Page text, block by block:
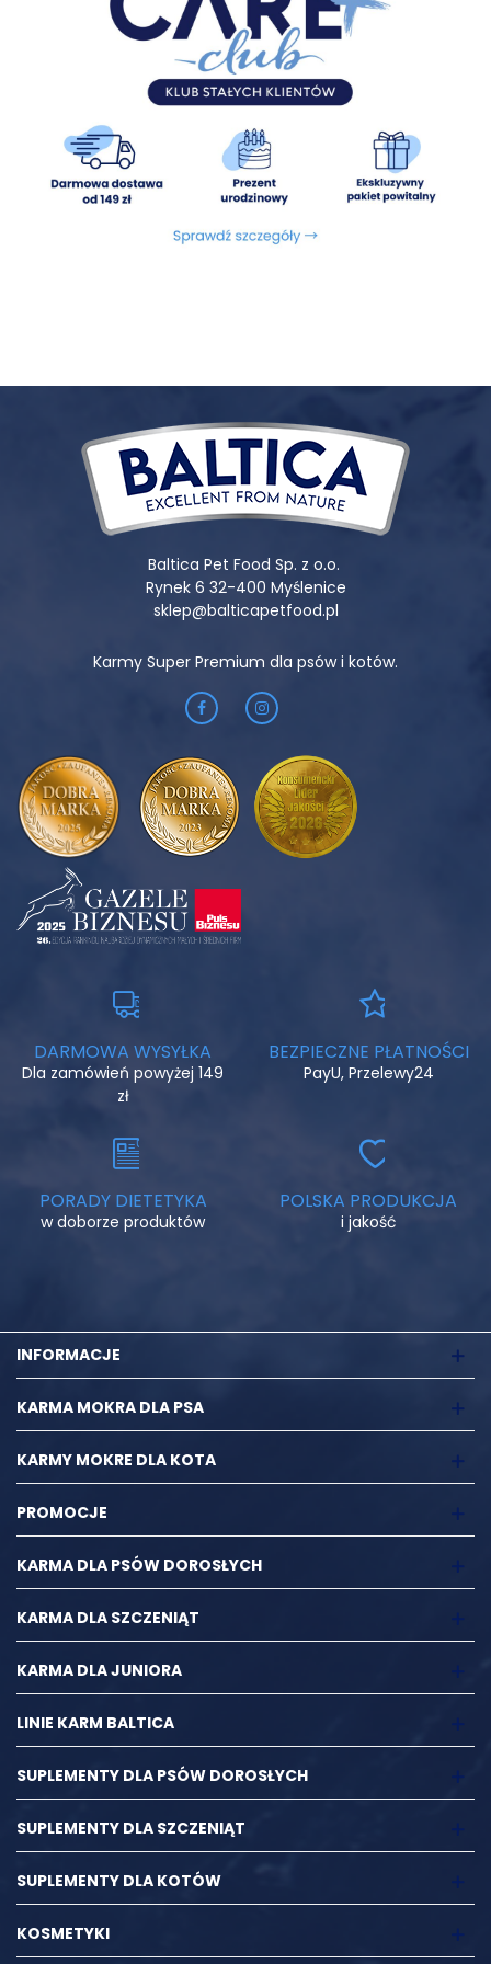
Wykluczone potencjalne alergeny:białka i tłuszcze
zwierzęce inne niż dziczyzna i tłuszcz wieprzowy (w tym
kurczak i hydrolizaty białkowe), gluten, chemiczne
konserwanty, soja, groch (w tym zielony groszek) oraz inne
rośliny strączkowe silnie wzdymające
Energia:3600 kcal/ 1000g
Składniki analityczne:
Białko surowe 28%, Tłuszcz surowy
15%, Włókno surowe 3,5%, Popiół surowy 9%, Wapń (Ca) 1,7%,
manganu) 5mg/kg, jod (bezwodny jodan wapnia) 1,2
Dodatki technologiczne/kg:witamina C 40 mg,
witamina E 100 mg, ekstrakt tokoferoli z oleji roślinnych.
PROPOZYCJA KARMIENIA:
Zawsze zapewnij psu dostęp do świeżej, chłodnej wody.
Baltica Pet Food Sp. z o.o.
Rynek 6 32-400 Myślenice
sklep@balticapetfood.pl
Karmy Super Premium dla psów i kotów.
DARMOWA WYSYŁKA
Dla zamówień powyżej 149
zł
BEZPIECZNE PŁATNOŚCI
PayU, Przelewy24
PORADY DIETETYKA
w doborze produktów
POLSKA PRODUKCJA
i jakość
INFORMACJE
KARMA MOKRA DLA PSA
KARMY MOKRE DLA KOTA
PROMOCJE
KARMA DLA PSÓW DOROSŁYCH
KARMA DLA SZCZENIĄT
KARMA DLA JUNIORA
LINIE KARM BALTICA
SUPLEMENTY DLA PSÓW DOROSŁYCH
SUPLEMENTY DLA SZCZENIĄT
SUPLEMENTY DLA KOTÓW
KOSMETYKI